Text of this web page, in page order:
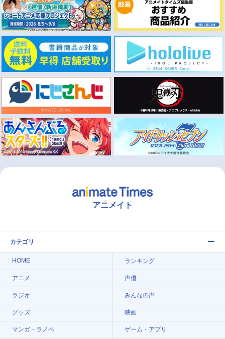
アニメイト
カテゴリ
HOME ランキング
アニメ 声優
ラジオ みんなの声
グッズ 映画
マンガ・ラノベ ゲーム・アプリ